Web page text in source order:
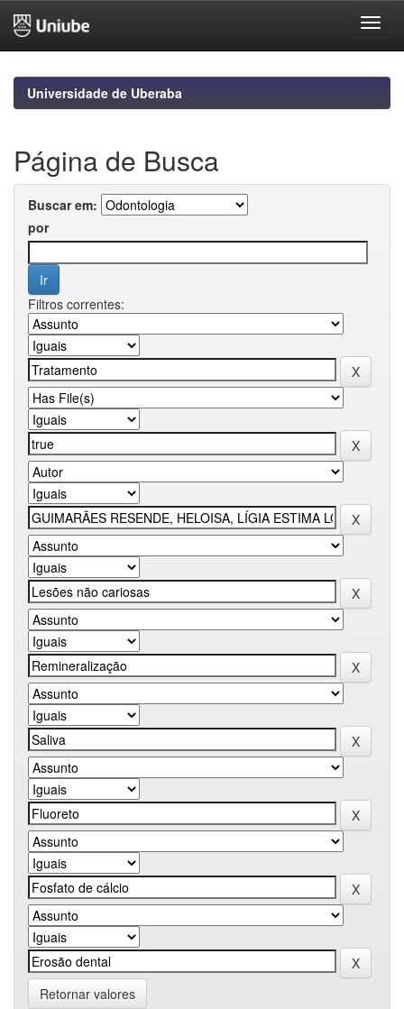
navigationUniversidade de Uberaba
Página de Busca
Buscar em:
por
Filtros correntes:
Retornar valores